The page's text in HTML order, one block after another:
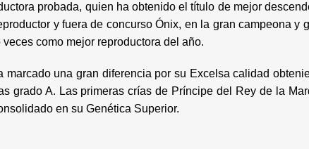
probada, quien ha obtenido el título de mejor
y fuera de concurso Ónix, en la gran campeona y
como mejor reproductora del año.
una gran diferencia por su Excelsa calidad
grado A. Las primeras crías de Príncipe del Rey de la
en su Genética Superior.